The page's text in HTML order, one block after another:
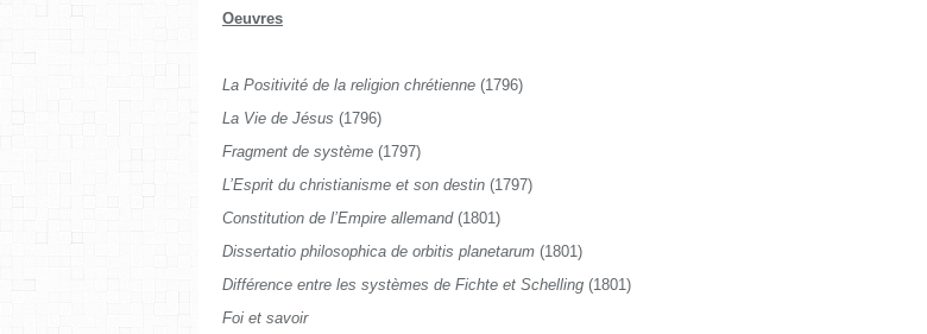
Oeuvres
La Positivité de la religion chrétienne (1796)
La Vie de Jésus (1796)
Fragment de système (1797)
L’Esprit du christianisme et son destin (1797)
Constitution de l’Empire allemand(1801)
Dissertatio philosophica de orbitis planetarum (1801)
Différence entre les systèmes de Fichte et Schelling (1801)
Foi et savoir